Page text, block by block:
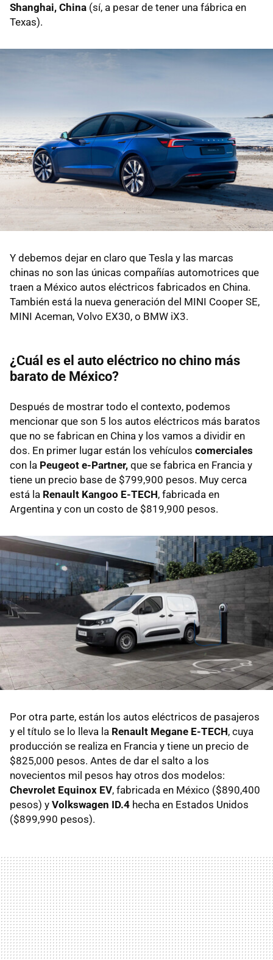
Shanghai, China (sí, a pesar de tener una fábrica en
Texas).
Y debemos dejar en claro que Tesla y las marcas
chinas no son las únicas compañías automotrices que
traen a México autos eléctricos fabricados en China.
También está la nueva generación del MINI Cooper SE,
MINI Aceman, Volvo EX30, o BMW iX3.
¿Cuál es el auto eléctrico no chino más
barato de México?
Después de mostrar todo el contexto, podemos
mencionar que son 5 los autos eléctricos más baratos
que no se fabrican en China y los vamos a dividir en
dos. En primer lugar están los vehículos comerciales
con la Peugeot e-Partner, que se fabrica en Francia y
tiene un precio base de $799,900 pesos. Muy cerca
está la Renault Kangoo E-TECH, fabricada en
Argentina y con un costo de $819,900 pesos.
Por otra parte, están los autos eléctricos de pasajeros
y el título se lo lleva la Renault Megane E-TECH, cuya
producción se realiza en Francia y tiene un precio de
$825,000 pesos. Antes de dar el salto a los
novecientos mil pesos hay otros dos modelos:
Chevrolet Equinox EV, fabricada en México ($890,400
pesos) y Volkswagen ID.4 hecha en Estados Unidos
($899,990 pesos).